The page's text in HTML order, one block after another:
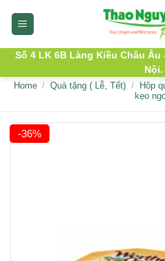
Số 4 LK 6B Làng Kiều Châu
Nội.
Home / Quà tặng ( Lễ, Tết) / Hộp
kẹo
-36%